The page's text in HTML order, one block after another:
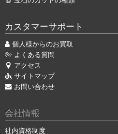
カスタマーサポート
個人様からのお買取
よくある質問
アクセス
サイトマップ
お問い合わせ
会社情報
社内資格制度